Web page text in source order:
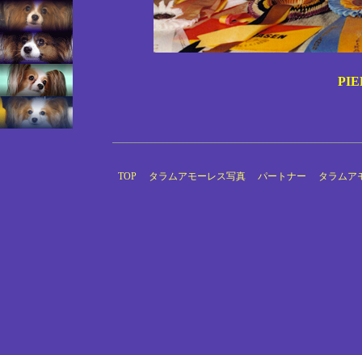
TOP タラムアモーレス写真 パートナー タラムア